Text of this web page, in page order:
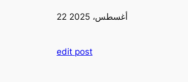
22 أغسطس، 2025
edit post